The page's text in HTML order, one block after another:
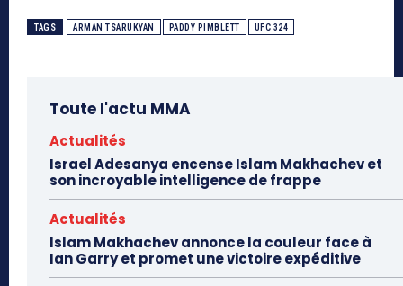
TAGS ARMAN TSARUKYAN PADDY PIMBLETT UFC 324
Toute l'actu MMA
Actualités
Israel Adesanya encense Islam Makhachev et
son incroyable intelligence de frappe
Actualités
Islam Makhachev annonce la couleur face à
Ian Garry et promet une victoire expéditive